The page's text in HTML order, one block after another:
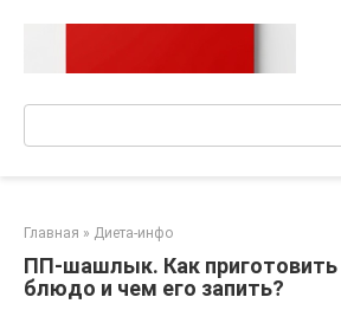
Главная » Диета-инфо
ПП-шашлык. Как приготовить
блюдо и чем его запить?